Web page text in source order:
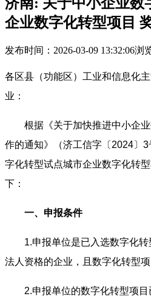
企业数字化转型项目
发布时间：2026-03-09 13:32:06浏
各区县（功能区）工业和信息化
业：
根据《关于加快推进中小企
作的通知》（济工信字〔2024〕
字化转型试点城市企业数字化转
下：
一、申报条件
1.申报单位是已入选数字化
法人资格的企业，且数字化转型项
2.申报单位的数字化转型项